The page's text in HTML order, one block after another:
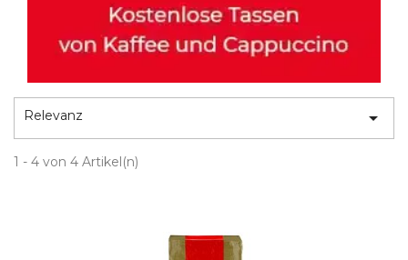
Relevanz 
1 - 4 von 4 Artikel(n)